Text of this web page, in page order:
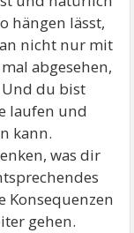
hängen lässt,
nicht nur mit
abgesehen,
du bist
laufen und
kann.
was dir
gehen.